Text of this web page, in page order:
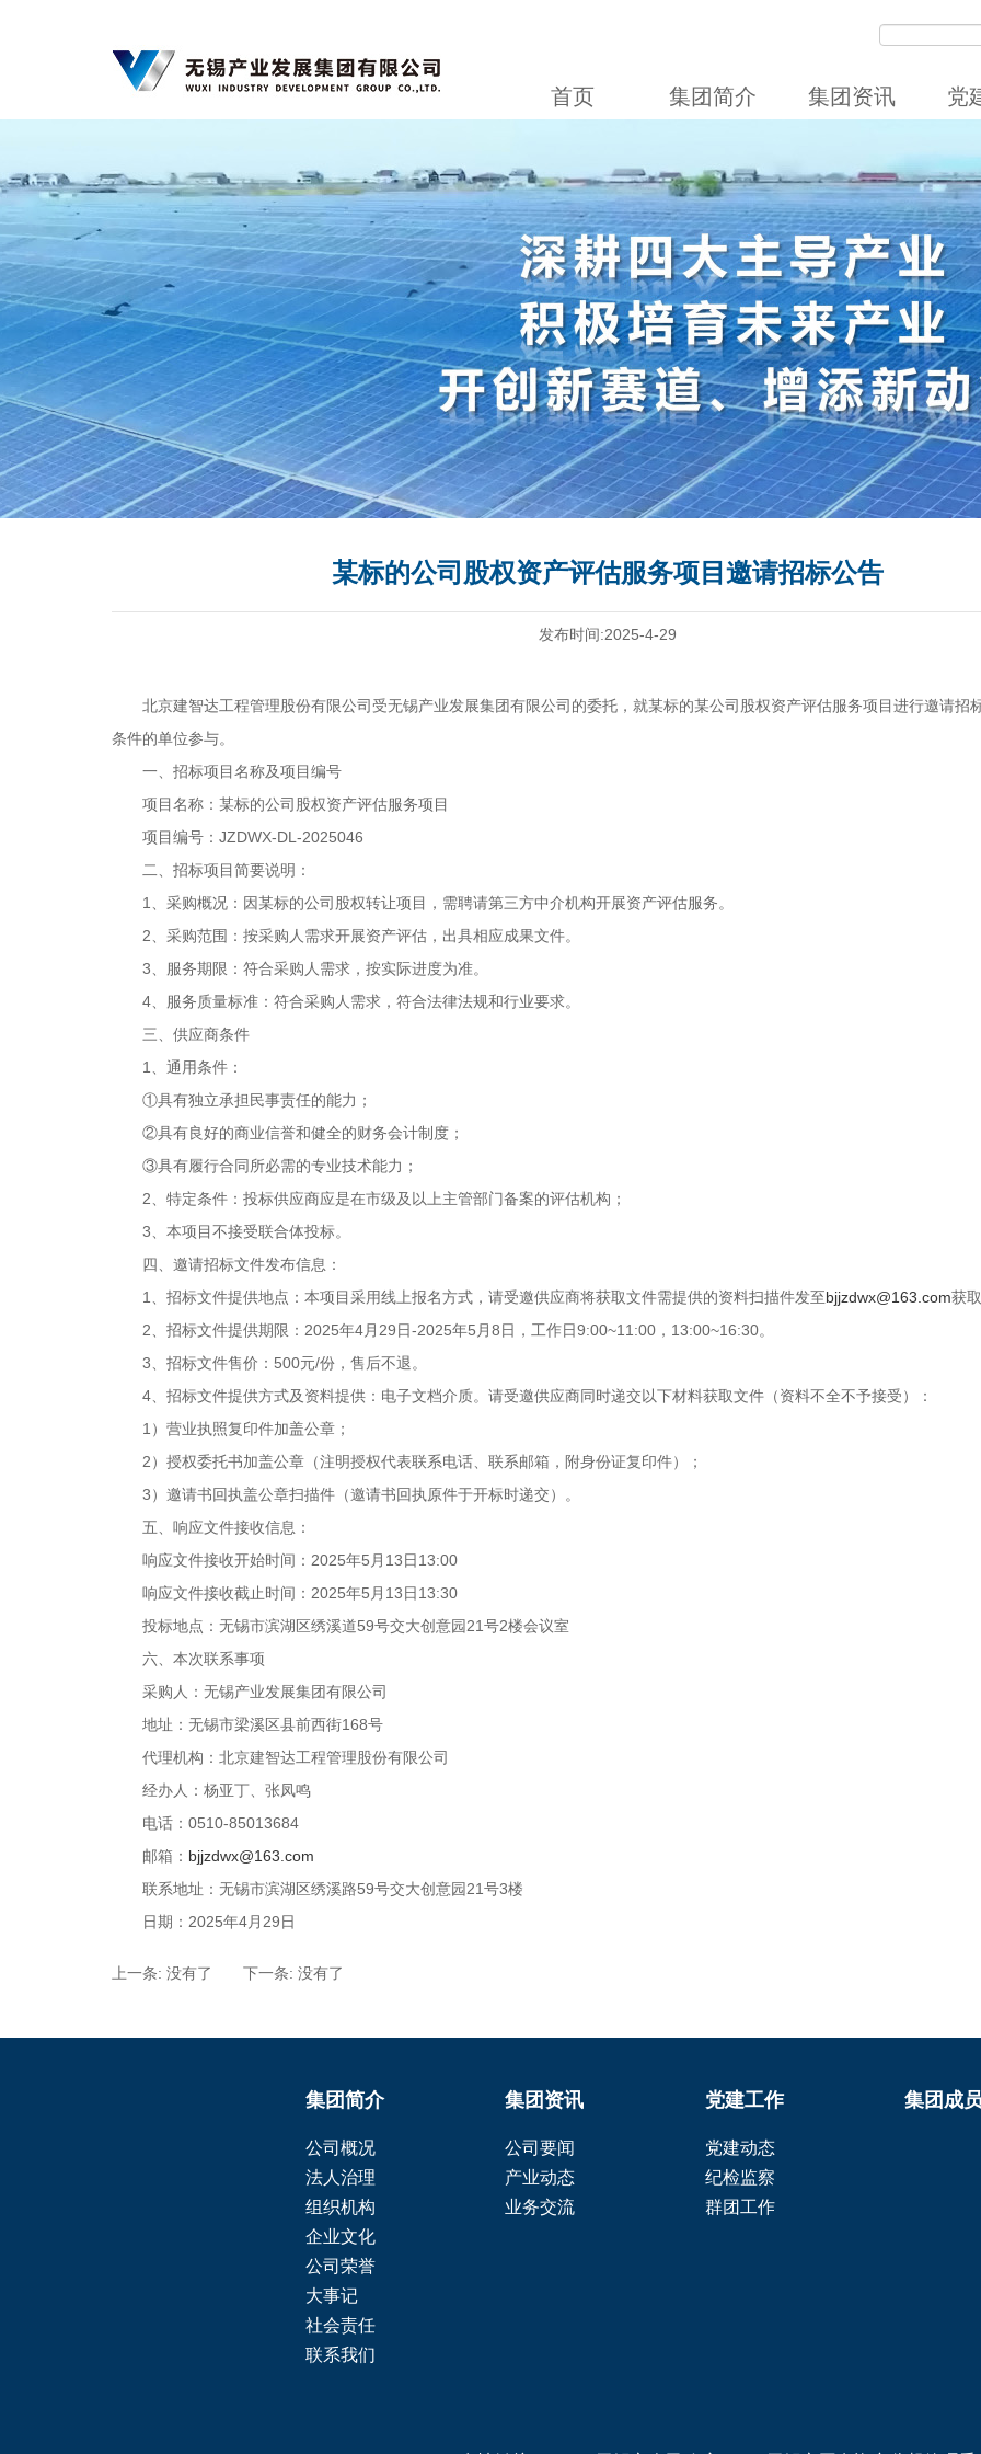
首页 集团简介 集团资讯 党
某标的公司股权资产评估服务项目邀请招标公告
发布时间:2025-4-29
北京建智达工程管理股份有限公司受无锡产业发展集团有限公司的委托，就某标的某公司股权资产评估服务项目进行邀请招
条件的单位参与。
一、招标项目名称及项目编号
项目名称：某标的公司股权资产评估服务项目
项目编号： JZDWX-DL-2025046
二、招标项目简要说明：
1、采购概况：因某标的公司股权转让项目，需聘请第三方中介机构开展资产评估服务。
2、采购范围：按采购人需求开展资产评估，出具相应成果文件。
3、服务期限：符合采购人需求，按实际进度为准。
4、服务质量标准：符合采购人需求，符合法律法规和行业要求。
三、供应商条件
1、通用条件：
①具有独立承担民事责任的能力；
②具有良好的商业信誉和健全的财务会计制度；
③具有履行合同所必需的专业技术能力；
2、特定条件：投标供应商应是在市级及以上主管部门备案的评估机构；
3、本项目不接受联合体投标。
四、邀请招标文件发布信息：
1、招标文件提供地点：本项目采用线上报名方式，请受邀供应商将获取文件需提供的资料扫描件发至bjjzdwx@163.com获
2、招标文件提供期限： 2025年4月29日-2025年5月8日，工作日9:00~11:00 ， 13:00~16:30。
3、招标文件售价： 500元/份，售后不退。
4、招标文件提供方式及资料提供：电子文档介质。请受邀供应商同时递交以下材料获取文件（资料不全不予接受）：
1）营业执照复印件加盖公章；
2）授权委托书加盖公章（注明授权代表联系电话、联系邮箱，附身份证复印件）；
3）邀请书回执盖公章扫描件（邀请书回执原件于开标时递交）。
五、响应文件接收信息：
响应文件接收开始时间： 2025年5月 13日13:00
响应文件接收截止时间： 2025年5月 13日13:30
投标地点：无锡市滨湖区绣溪道59号交大创意园21号2楼会议室
六、本次联系事项
采购人：无锡产业发展集团有限公司
地址：无锡市梁溪区县前西街168号
代理机构：北京建智达工程管理股份有限公司
经办人：杨亚丁、张凤鸣
电话： 0510-85013684
邮箱： bjjzdwx@163.com
联系地址：无锡市滨湖区绣溪路59号交大创意园21号3楼
日期： 2025年4月29日
上一条: 没有了 下一条: 没有了
集团简介
公司概况
法人治理
组织机构
企业文化
公司荣誉
大事记
社会责任
联系我们
集团资讯
公司要闻
产业动态
业务交流
党建工作
党建动态
纪检监察
群团工作
集团成员